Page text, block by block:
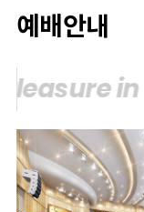
예배안내
in